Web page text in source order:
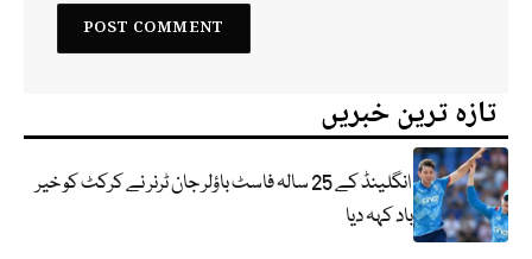
تازہ ترین خبریں
انگلینڈ کے 25 سالہ فاسٹ باؤلر جان ٹرنر نے کرکٹ کو خیر
باد کہہ دیا